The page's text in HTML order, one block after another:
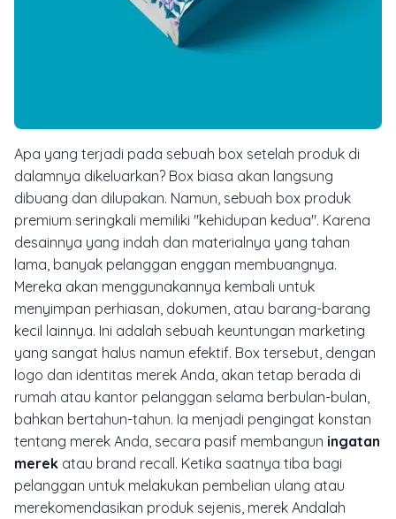
Apa yang terjadi pada sebuah box setelah produk di
dalamnya dikeluarkan? Box biasa akan langsung
dibuang dan dilupakan. Namun, sebuah box produk
premium seringkali memiliki "kehidupan kedua". Karena
desainnya yang indah dan materialnya yang tahan
lama, banyak pelanggan enggan membuangnya.
Mereka akan menggunakannya kembali untuk
menyimpan perhiasan, dokumen, atau barang-barang
kecil lainnya. Ini adalah sebuah keuntungan marketing
yang sangat halus namun efektif. Box tersebut, dengan
logo dan identitas merek Anda, akan tetap berada di
rumah atau kantor pelanggan selama berbulan-bulan,
bahkan bertahun-tahun. Ia menjadi pengingat konstan
tentang merek Anda, secara pasif membangun ingatan
merek atau brand recall. Ketika saatnya tiba bagi
pelanggan untuk melakukan pembelian ulang atau
merekomendasikan produk sejenis, merek Andalah